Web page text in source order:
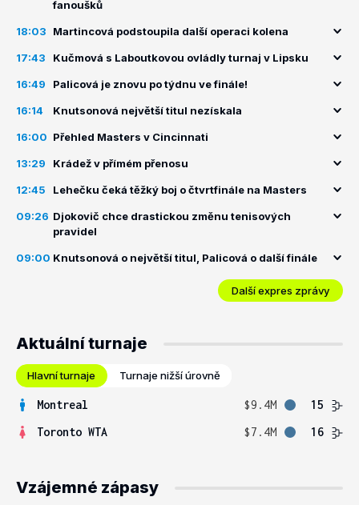
fanoušků
18:03 Martincová podstoupila další operaci kolena
17:43 Kučmová s Laboutkovou ovládly turnaj v Lipsku
16:49 Palicová je znovu po týdnu ve finále!
16:14 Knutsonová největší titul nezískala
16:00 Přehled Masters v Cincinnati
13:29 Krádež v přímém přenosu
12:45 Lehečku čeká těžký boj o čtvrtfinále na Masters
09:26 Djokovič chce drastickou změnu tenisových
pravidel
09:00 Knutsonová o největší titul, Palicová o další finále
Další expres zprávy
Aktuální turnaje
Hlavní turnaje Turnaje nižší úrovně
Montreal $9.4M
15
Toronto WTA
$7.4M 16
Vzájemné zápasy